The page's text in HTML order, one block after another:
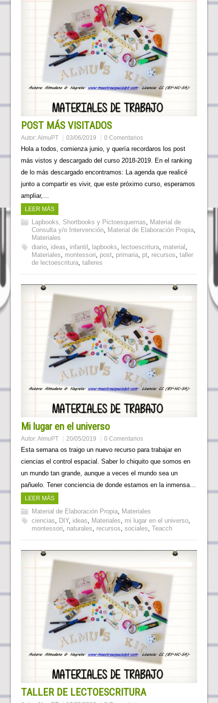
POST MÁS VISITADOS
Autor:AlmuPT 03/06/2019 0 Comentarios
Hola a todos, comienza junio, y quería recordaros los post
más vistos y descargado del curso 2018-2019. En el ranking
de lo más descargado encontramos: La agenda que realicé
junto a compartir es vivir, que este próximo curso, esperamos
ampliar,…
LEER MÁS
Lapbooks, Shortbooks y Pictoesquemas, Material de
Consulta y/o Intervención, Material de Elaboración Propia,
Materiales
diario, ideas, infantil , lapbooks, lectoescritura, material ,
Materiales, montessori, post, primaria, pt, recursos, taller
de lectoescritura, talleres
Mi lugar en el universo
Autor:AlmuPT 20/05/2019 0 Comentarios
Esta semana os traigo un nuevo recurso para trabajar en
ciencias el control espacial. Saber lo chiquito que somos en
un mundo tan grande, aunque a veces el mundo sea un
pañuelo. Tener conciencia de donde estamos en la inmensa…
LEER MÁS
Material de Elaboración Propia, Materiales
ciencias, DIY, ideas, Materiales, mi lugar en el universo,
montessori, naturales, recursos, sociales, Teacch
TALLER DE LECTOESCRITURA